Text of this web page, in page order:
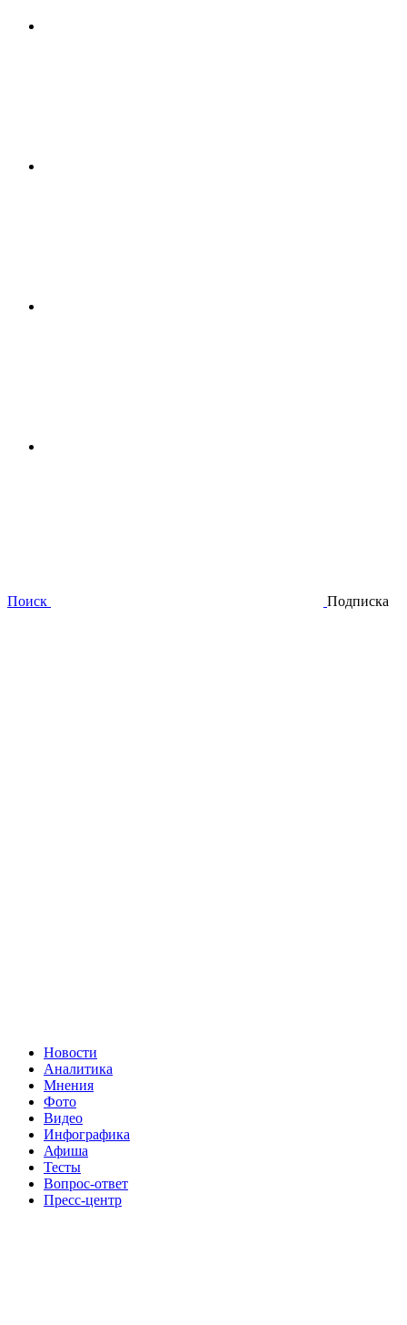
Поиск Подписка
Новости
Аналитика
Мнения
Фото
Видео
Инфографика
Афиша
Тесты
Вопрос-ответ
Пресс-центр